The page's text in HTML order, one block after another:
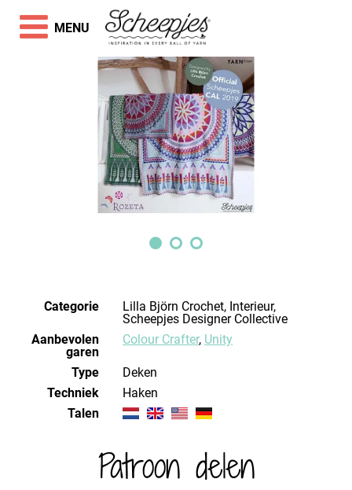
Categorie
Lilla Björn Crochet, Interieur,
Scheepjes Designer Collective
Aanbevolen
garen
Colour Crafter, Unity
Type
Deken
Techniek
haken
Talen
Patroon delen
MENU